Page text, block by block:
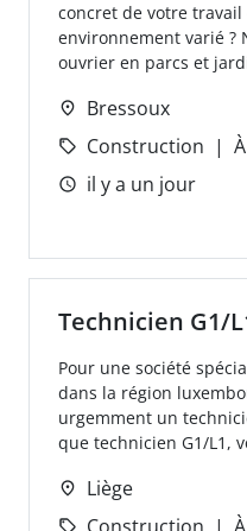
concret de votre
environnement varié ?
ouvrier en parcs et
Bressoux
Construction
il y a un jour
Technicien G1/
Pour une société
dans la région
urgemment un
que technicien G1/L1,
Liège